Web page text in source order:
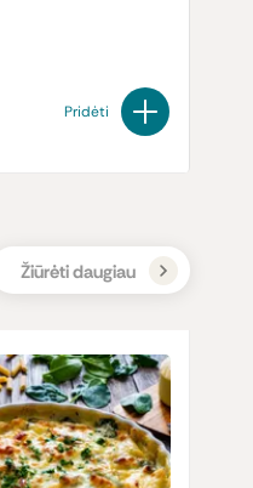
Pridėti
Žiūrėti daugiau